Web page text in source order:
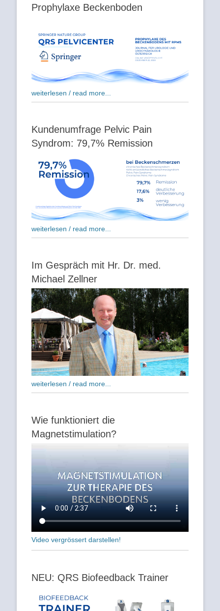
Prophylaxe Beckenboden
weiterlesen / read more...
Kundenumfrage Pelvic Pain
Syndrom: 79,7% Remission
weiterlesen / read more...
Im Gespräch mit Hr. Dr. med.
Michael Zellner
weiterlesen / read more...
Wie funktioniert die
Magnetstimulation?
Video vergrössert darstellen!
NEU: QRS Biofeedback Trainer